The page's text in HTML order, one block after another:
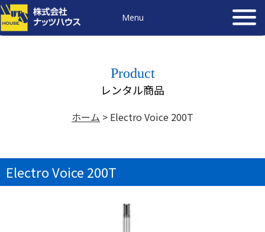
Menu
Product
レンタル商品
ホーム > Electro Voice 200T
Electro Voice 200T